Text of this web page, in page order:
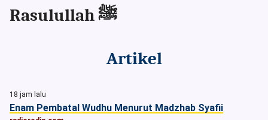
Rasulullah ﷺ
Artikel
18 jam lalu
Enam Pembatal Wudhu Menurut Madzhab Syafii